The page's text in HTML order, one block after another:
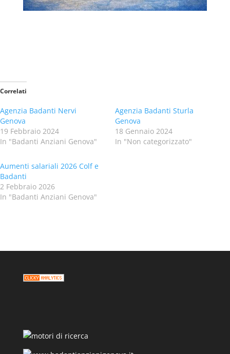
Correlati
Agenzia Badanti Nervi
Genova
19 Febbraio 2024
In "Badanti Anziani Genova"
Agenzia Badanti Sturla
Genova
18 Gennaio 2024
In "Non categorizzato"
Aumenti salariali 2026 Colf e
Badanti
2 Febbraio 2026
In "Badanti Anziani Genova"